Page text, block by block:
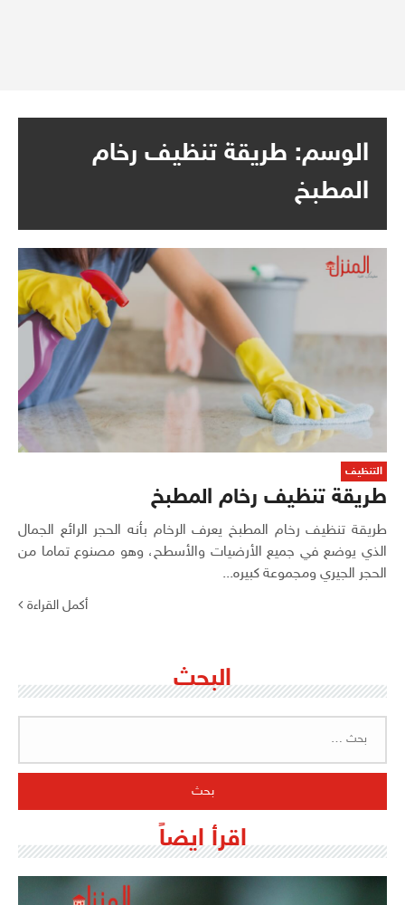
الوسم: طريقة تنظيف رخام
المطبخ
التنظيف
طريقة تنظيف رخام المطبخ
طريقة تنظيف رخام المطبخ يعرف الرخام بأنه الحجر الرائع الجمال
الذي يوضع في جميع الأرضيات والأسطح، وهو مصنوع تماما من
الحجر الجيري ومجموعة كبيره...
أكمل القراءة
البحث
اقرأ ايضاً